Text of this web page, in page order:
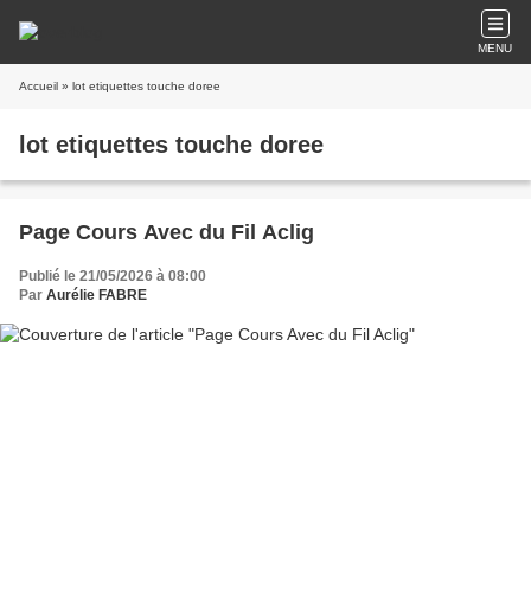
MENU
Accueil » lot etiquettes touche doree
lot etiquettes touche doree
Page Cours Avec du Fil Aclig
Publié le 21/05/2026 à 08:00
Par Aurélie FABRE